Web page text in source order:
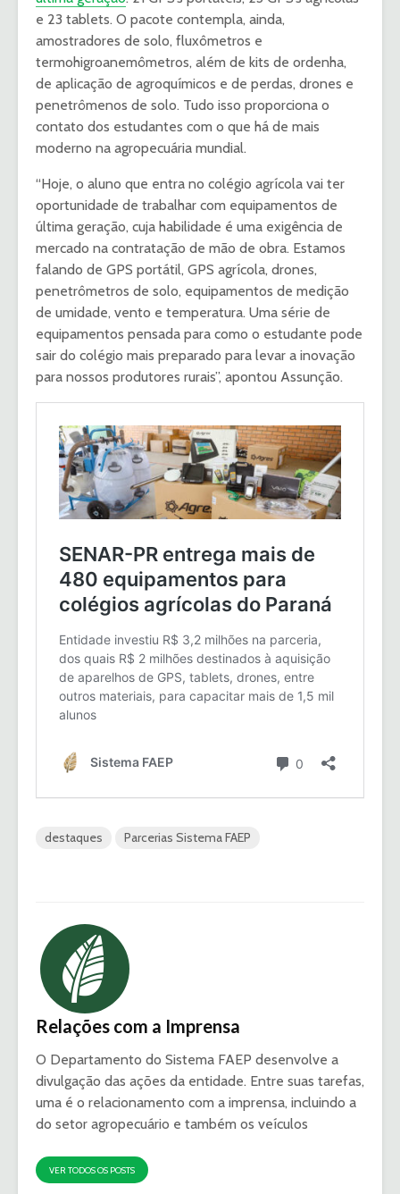
e 23 tablets. O pacote contempla, ainda,
amostradores de solo, fluxômetros e
termohigroanemômetros, além de kits de ordenha,
de aplicação de agroquímicos e de perdas, drones e
penetrômenos de solo. Tudo isso proporciona o
contato dos estudantes com o que há de mais
moderno na agropecuária mundial.
“Hoje, o aluno que entra no colégio agrícola vai ter
oportunidade de trabalhar com equipamentos de
última geração, cuja habilidade é uma exigência de
mercado na contratação de mão de obra. Estamos
falando de GPS portátil, GPS agrícola, drones,
penetrômetros de solo, equipamentos de medição
de umidade, vento e temperatura. Uma série de
equipamentos pensada para como o estudante pode
sair do colégio mais preparado para levar a inovação
para nossos produtores rurais”, apontou Assunção.
destaques Parcerias Sistema FAEP
Relações com a Imprensa
O Departamento do Sistema FAEP desenvolve a
divulgação das ações da entidade. Entre suas tarefas,
uma é o relacionamento com a imprensa, incluindo a
do setor agropecuário e também os veículos
VER TODOS OS POSTS